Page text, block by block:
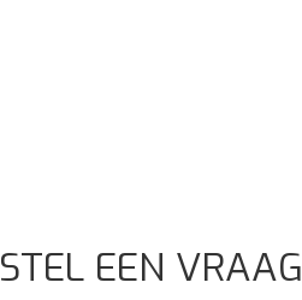
STEL EEN VRAAG